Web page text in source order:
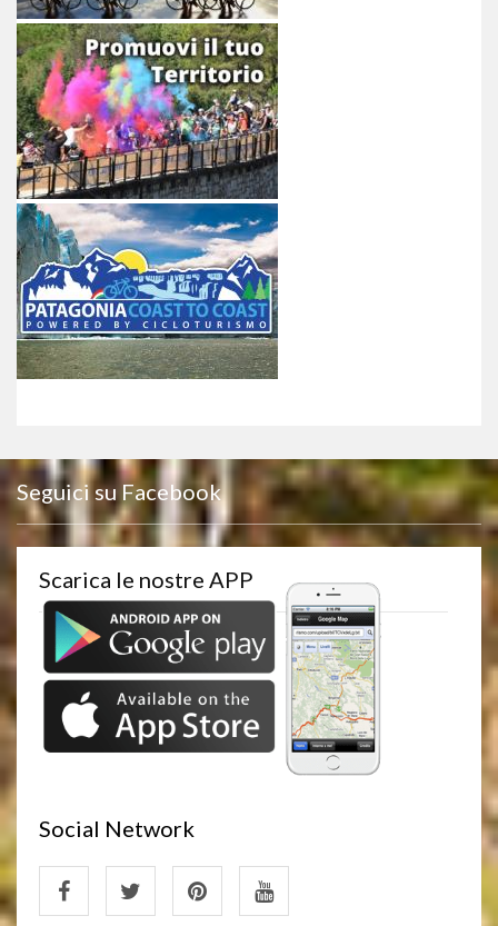
Seguici su Facebook
Scarica le nostre APP
Social Network